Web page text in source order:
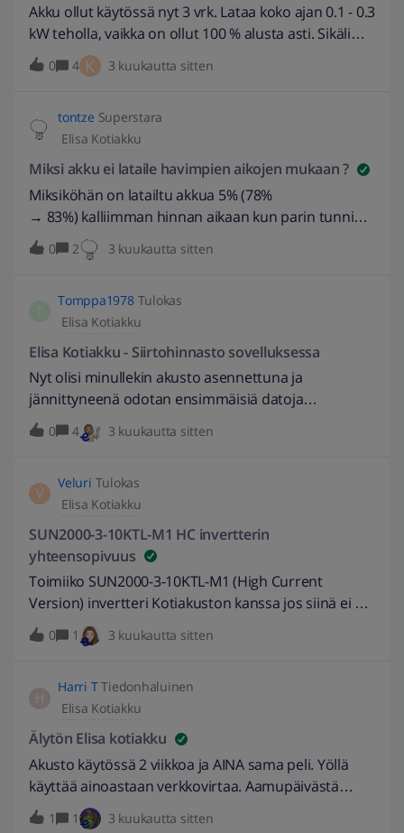
ladata tänäänkään vaikka illasta on sähkön hinta yli
15 snt eli akusta tarvittaisiin virtaa. Ilmeisesti myös
useat muut käyttäjät ovat havainneet tätä
Akku ollut käytössä nyt 3 vrk. Lataa koko ajan 0.1 - 0.3
kW teholla, vaikka on ollut 100 % alusta asti. Sikäli
ymmärrettävää, kun pörssisähkön hinta on ollut
enimmäkseen 0 - 1 snt. Odotin, että se olisi tänä
pari tuntia 10 snt tuntumassa, tulossa
aurinkoinen päivä ja halpaa sähköä, millä sitten
täyttää. Niin ei kuitenkaan käynyt. Onko tämä
normaalia, jättää tämmöiset 'vähäiset'
mahdollisuudet käyttämättä (noin 0.15 €/kWh x 20
kWh = 3 €)? EDIT: 28.4.2026 // Muokattu otsikkoa
kuvaavammaksi. -Fannytastic
0 4 K 3 kuukautta sitten
tontze Superstara
Elisa Kotiakku
Miksi akku ei lataile havimpien aikojen mukaan ?
Miksiköhän on latailtu akkua 5% (78%
→ 83%) kalliimman hinnan aikaan kun parin tunnin
päästä olis päässyt halvemmalla ? Kyse ei ole
paljosta, mutta luulisi matematiikan olevan
0 2 3 kuukautta sitten
Tomppa1978 Tulokas
Elisa Kotiakku
Elisa Kotiakku - Siirtohinnasto sovelluksessa
Nyt olisi minullekin akusto asennettuna ja
jännittyneenä odotan ensimmäisiä datoja
sovellukseen... Huomio jonka heti alkuun tein ja
tahtoisin lisättävän on ettei siirtohinnastoon ollut
käytän. Nythän tietenkin kesäajan voin laittaa tiedot
yleissiirron alle mutta talven tullen on taas
arkipäivisin korkeampi siirtohinta mitä öisin ja
sunnuntaisin. Tätähän se äppi ei osaa ottaa
huomioon laskelmissaan.. joten tämmösen
ominaisuuden/parannuksen tämä vaatisi..
mielellään ennen marraskuutaEDIT: 17.4.2026 //
Muokattu otsikkoa kuvaavammaksi -HerraParta
0 4 3 kuukautta sitten
V
Veluri Tulokas
Elisa Kotiakku
SUN2000-3-10KTL-M1 HC invertterin
yhteensopivuus
Toimiiko SUN2000-3-10KTL-M1 (High Current
Version) invertteri Kotiakuston kanssa jos siinä ei ole
FusionSolar-valvontajärjestelmää ? Vanhemmissa ei
,uusissa on .Käykä vanha vai pitääkö hankkia
Burnett
0 1 3 kuukautta sitten
Harri T Tiedonhaluinen
Elisa Kotiakku
Älytön Elisa kotiakku
Akusto käytössä 2 viikkoa ja AINA sama peli. Yöllä
käyttää ainoastaan verkkovirtaa. Aamupäivästä
samoin, esim nyt pörssin hinta 24,2 niin ottaa vaan
1 1 3 kuukautta sitten